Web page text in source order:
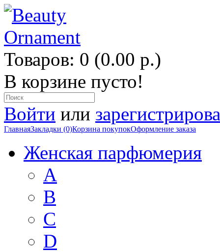
Товаров: 0 (0.00 р.)
В корзине пусто!
Войти или
ГлавнаяЗакладки (0)Корзина покупокОформление заказа
Женская парфюмерия
A
B
C
D